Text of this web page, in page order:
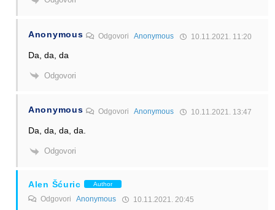
Anonymous OdgovoriAnonymous 10.11.2021. 11:20
Da, da, da
Odgovori
Anonymous OdgovoriAnonymous 10.11.2021. 13:47
Da, da, da, da.
Odgovori
Alen Šćuric Author
Odgovori Anonymous 10.11.2021. 20:45